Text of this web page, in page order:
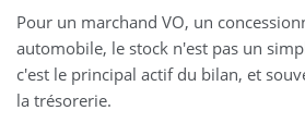
Pour un marchand VO, un
automobile, le stock n'est pas un
c'est le principal actif du bilan, et
la trésorerie.